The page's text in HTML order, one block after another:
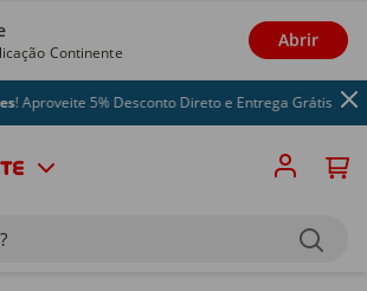
Continente
Abrir
! Aproveite 5% Desconto Direto e Entrega Grátis